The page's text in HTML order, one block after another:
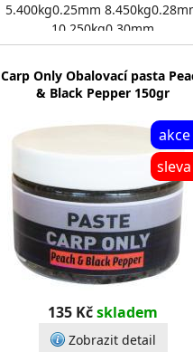
5.400kg0.25mm
10.250kg0.30mm
11.950kg0.35mm 15.700kg
Carp Only Obalovací pasta
& Black Pepper 150gr
akce
sleva
135 Kčskladem
Zobrazit detail